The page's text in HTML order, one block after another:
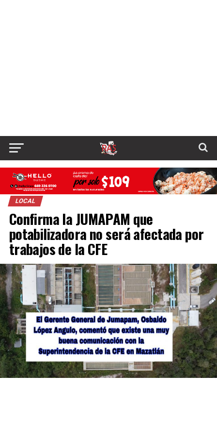
LOCAL
Confirma la JUMAPAM que
potabilizadora no será afectada por
trabajos de la CFE